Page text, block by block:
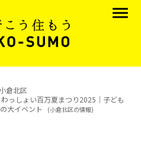
小倉北区
っしょい百万夏まつり2025｜子ども
大イベント
(小倉北区の情報)